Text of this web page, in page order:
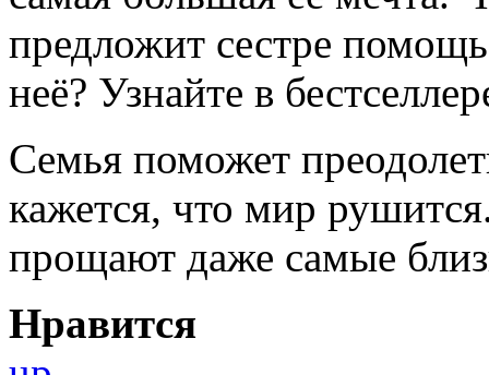
предложит сестре
неё? Узнайте в
Семья поможет
кажется, что мир
прощают даже самые
Нравится